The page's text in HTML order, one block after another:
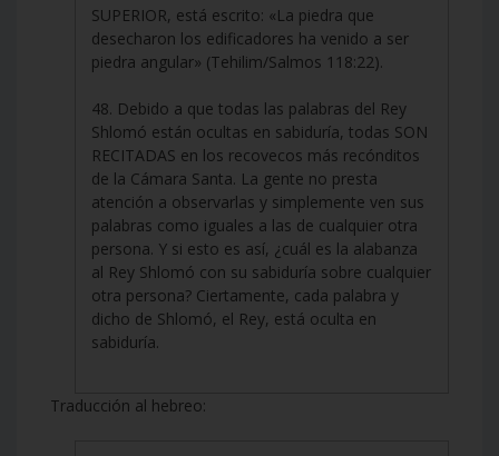
SUPERIOR, está escrito: «La piedra que
desecharon los edificadores ha venido a ser
piedra angular» (Tehilim/Salmos 118:22).
48. Debido a que todas las palabras del Rey
Shlomó están ocultas en sabiduría, todas SON
RECITADAS en los recovecos más recónditos
de la Cámara Santa. La gente no presta
atención a observarlas y simplemente ven sus
palabras como iguales a las de cualquier otra
persona. Y si esto es así, ¿cuál es la alabanza
al Rey Shlomó con su sabiduría sobre cualquier
otra persona? Ciertamente, cada palabra y
dicho de Shlomó, el Rey, está oculta en
sabiduría.
Traducción al hebreo: